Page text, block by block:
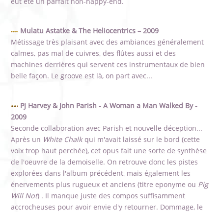
Mulatu Astatke & The Heliocentrics – 2009
Métissage très plaisant avec des ambiances généralement
calmes, pas mal de cuivres, des flûtes aussi et des
machines derrières qui servent ces instrumentaux de bien
belle façon. Le groove est là, on part avec...
PJ Harvey & John Parish - A Woman a Man Walked By -
2009
Seconde collaboration avec Parish et nouvelle déception...
Après un White Chalkqui m'avait laissé sur le bord (cette
voix trop haut perchée), cet opus fait une sorte de synthèse
de l'oeuvre de la demoiselle. On retrouve donc les pistes
explorées dans l'album précédent, mais également les
énervements plus rugueux et anciens (titre eponyme ou Pig
Will Not) . Il manque juste des compos suffisamment
accrocheuses pour avoir envie d'y retourner. Dommage, le